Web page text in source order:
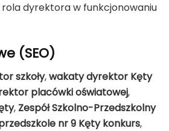
dyrektora w funkcjonowaniu
(SEO)
szkoły,wakaty dyrektor Kęty
placówki oświatowej,
, Zespół Szkolno-Przedszkolny
nr 9 Kęty konkurs,